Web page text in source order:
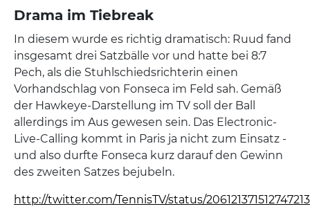
Drama im Tiebreak
In diesem wurde es richtig dramatisch: Ruud fand
insgesamt drei Satzbälle vor und hatte bei 8:7
Pech, als die Stuhlschiedsrichterin einen
Vorhandschlag von Fonseca im Feld sah. Gemäß
der Hawkeye-Darstellung im TV soll der Ball
allerdings im Aus gewesen sein. Das Electronic-
Live-Calling kommt in Paris ja nicht zum Einsatz -
und also durfte Fonseca kurz darauf den Gewinn
des zweiten Satzes bejubeln.
http://twitter.com/TennisTV/status/